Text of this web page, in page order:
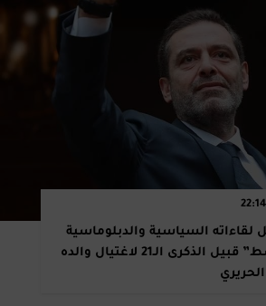
لقاءاته السياسية والدبلوماسية
في “بيت الوسط” قبيل الذكرى الـ21 لاغتيال والده